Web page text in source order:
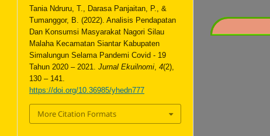
Tania Ndruru, T., Darasa Panjaitan, P., &
Tumanggor, B. (2022). Analisis Pendapatan
Dan Konsumsi Masyarakat Nagori Silau
Malaha Kecamatan Siantar Kabupaten
Simalungun Selama Pandemi Covid - 19
Tahun 2020 – 2021.Jurnal Ekuilnomi ,4(2),
130 – 141.
https://doi.org/10.36985/yhedn777
More Citation Formats